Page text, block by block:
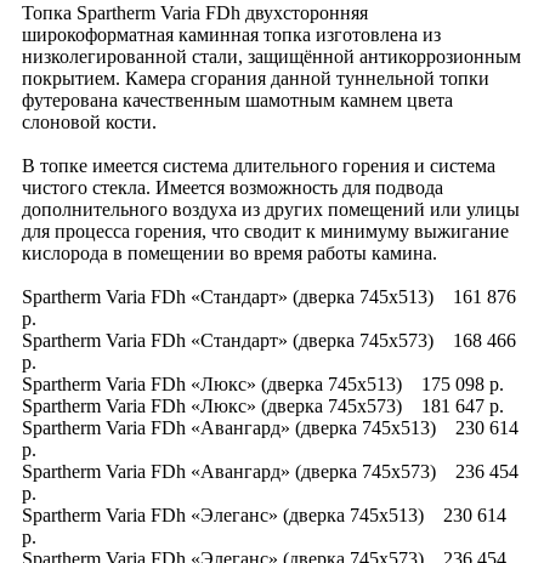
Топка Spartherm Varia FDh двухсторонняя
широкоформатная каминная топка изготовлена из
низколегированной стали, защищённой антикоррозионным
покрытием. Камера сгорания данной туннельной топки
футерована качественным шамотным камнем цвета
слоновой кости.
В топке имеется система длительного горения и система
чистого стекла. Имеется возможность для подвода
дополнительного воздуха из других помещений или улицы
для процесса горения, что сводит к минимуму выжигание
кислорода в помещении во время работы камина.
Spartherm Varia FDh «Стандарт» (дверка 745x513) 161 876
р.
Spartherm Varia FDh «Стандарт» (дверка 745x573) 168 466
р.
Spartherm Varia FDh «Люкс» (дверка 745x513) 175 098 р.
Spartherm Varia FDh «Люкс» (дверка 745x573) 181 647 р.
Spartherm Varia FDh «Авангард» (дверка 745x513) 230 614
р.
Spartherm Varia FDh «Авангард» (дверка 745x573) 236 454
р.
Spartherm Varia FDh «Элеганс» (дверка 745x513) 230 614
р.
Spartherm Varia FDh «Элеганс» (дверка 745x573) 236 454